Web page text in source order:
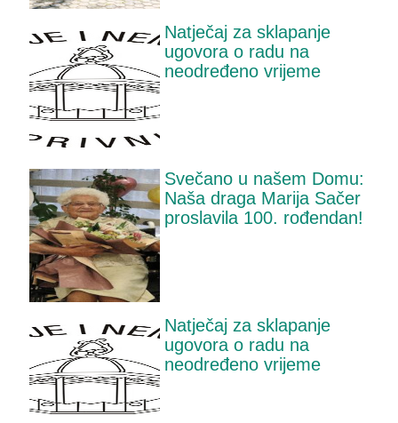
Natječaj za sklapanje
ugovora o radu na
neodređeno vrijeme
Svečano u našem Domu:
Naša draga Marija Sačer
proslavila 100. rođendan!
Natječaj za sklapanje
ugovora o radu na
neodređeno vrijeme